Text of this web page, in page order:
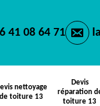
41 08 64 71
nettoyage
de toiture 13
Devis
réparation
toiture 13